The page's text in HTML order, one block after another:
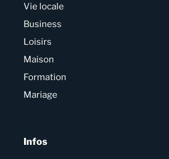
Vie locale
Business
Loisirs
Maison
Formation
Mariage
Infos